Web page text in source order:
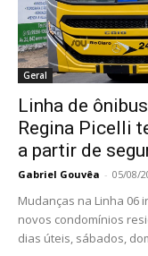
Geral
Linha de
Regina Picelli
a partir de
Gabriel Gouvêa - 05/08/
Mudanças na Linha 06
novos condomínios
dias úteis, sábados,